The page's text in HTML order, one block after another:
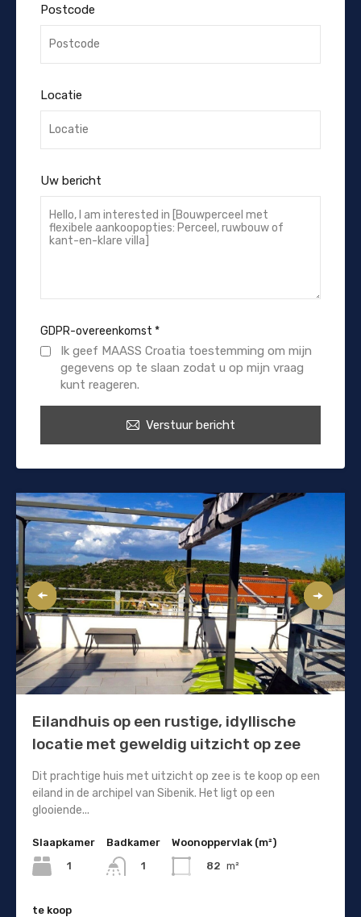
Postcode
Locatie
Uw bericht
GDPR-overeenkomst *
Ik geef MAASS Croatia toestemming om mijn
gegevens op te slaan zodat u op mijn vraag
kunt reageren.
Verstuur bericht
Eilandhuis op een rustige, idyllische
locatie met geweldig uitzicht op zee
Dit prachtige huis met uitzicht op zee is te koop op een
eiland in de archipel van Sibenik. Het ligt op een
glooiende...
Slaapkamer
1
Badkamer
1
Woonoppervlak (m²)
82 m²
te koop